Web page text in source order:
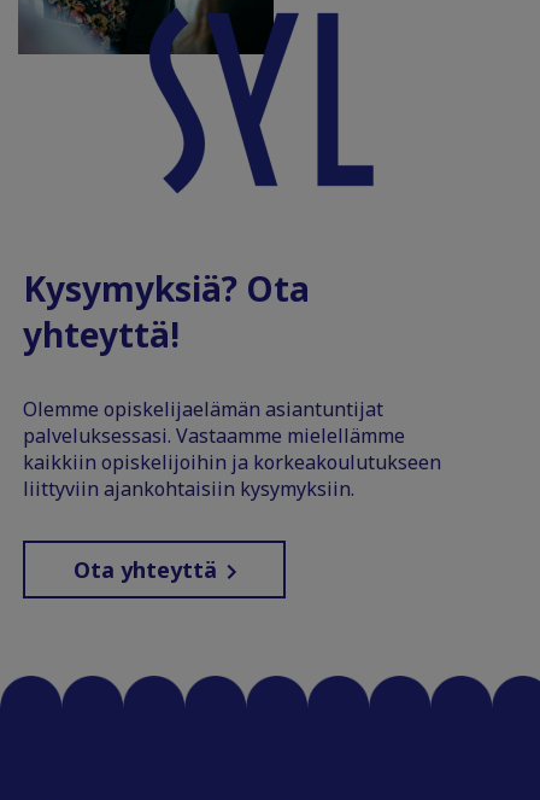
Kysymyksiä? Ota
yhteyttä!
Olemme opiskelijaelämän asiantuntijat
palveluksessasi. Vastaamme mielellämme
kaikkiin opiskelijoihin ja korkeakoulutukseen
liittyviin ajankohtaisiin kysymyksiin.
Ota yhteyttä